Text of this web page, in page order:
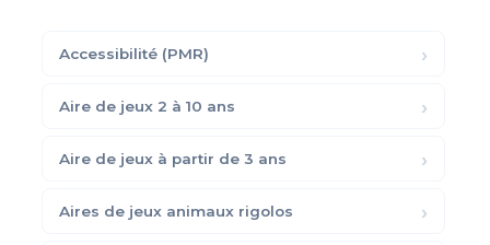
Accessibilité (PMR)
Aire de jeux 2 à 10 ans
Aire de jeux à partir de 3 ans
Aires de jeux animaux rigolos